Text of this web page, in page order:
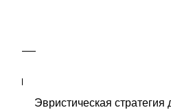
Эвристическая